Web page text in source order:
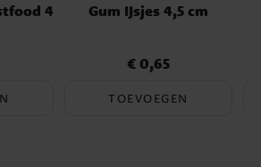
4
Gum IJsjes 4,5 cm
Prijs :€ 0,65
€ 0,65
TOEVOEGEN